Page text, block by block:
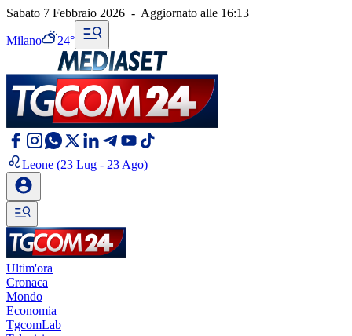
Sabato 7 Febbraio 2026 - Aggiornato alle 16:13
Milano 24°
Leone (23 Lug - 23 Ago)
Ultim'ora
Cronaca
Mondo
Economia
TgcomLab